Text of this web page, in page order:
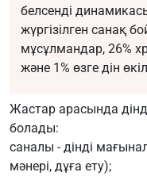
белсенді
жүргізілген санақ
мұсұлмандар, 26%
және 1% өзге дін
Жастар арасында
болады:
саналы - дінді
мәнері, дұға ету);